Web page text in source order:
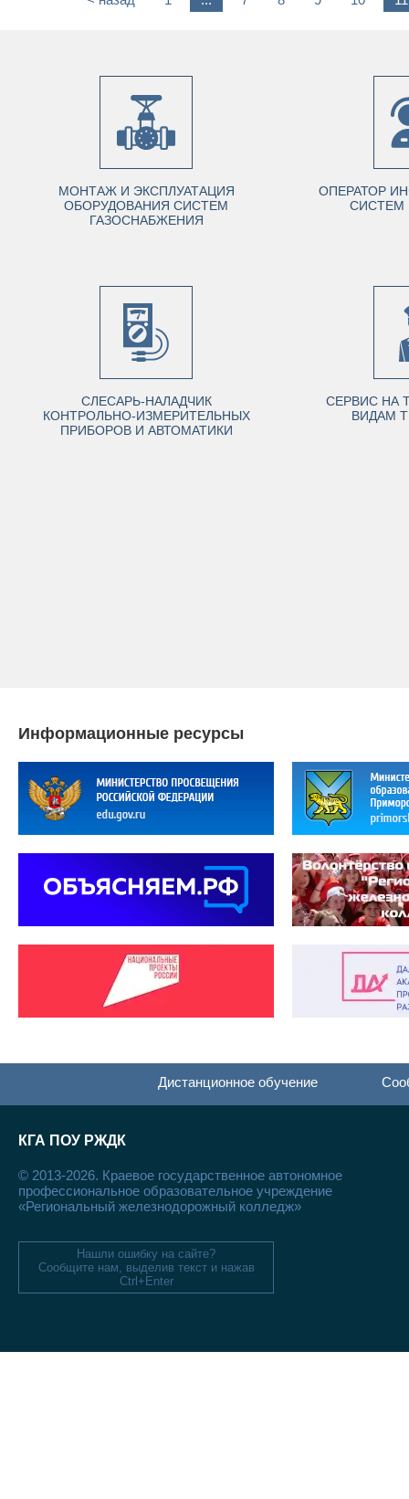
МОНТАЖ И ЭКСПЛУАТАЦИЯ
ОБОРУДОВАНИЯ СИСТЕМ
ГАЗОСНАБЖЕНИЯ
ОПЕРАТОР
СИСТЕМ
СЛЕСАРЬ-НАЛАДЧИК
КОНТРОЛЬНО-ИЗМЕРИТЕЛЬНЫХ
ПРИБОРОВ И АВТОМАТИКИ
СЕРВИС НА
ВИДАМ
Информационные ресурсы
Дистанционное обучение
КГА ПОУ РЖДК
© 2013-2026. Краевое государственное автономное
профессиональное образовательное учреждение
«Региональный железнодорожный колледж»
Нашли ошибку на сайте?
Сообщите нам, выделив текст и нажав
Ctrl+Enter